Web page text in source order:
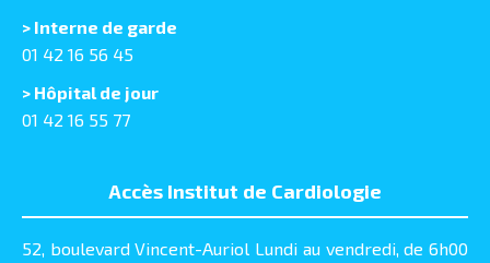
> Interne de garde
01 42 16 56 45
> Hôpital de jour
01 42 16 55 77
Accès Institut de Cardiologie
52, boulevard Vincent-Auriol Lundi au vendredi, de 6h00